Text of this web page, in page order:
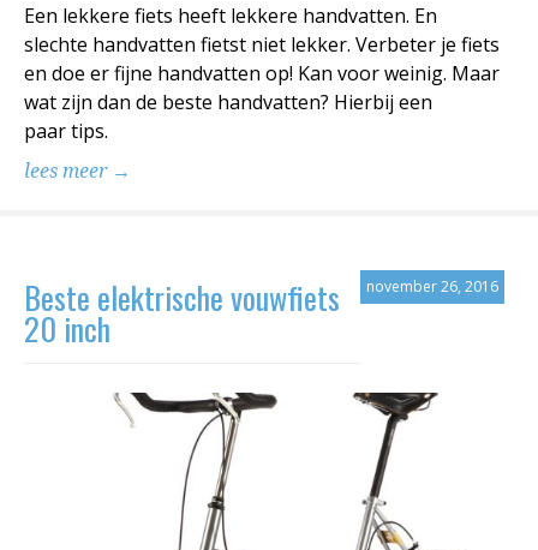
Een lekkere fiets heeft lekkere handvatten. En
slechte handvatten fietst niet lekker. Verbeter je fiets
en doe er fijne handvatten op! Kan voor weinig. Maar
wat zijn dan de beste handvatten? Hierbij een
paar tips.
lees meer →
november 26, 2016
Beste elektrische vouwfiets
20 inch